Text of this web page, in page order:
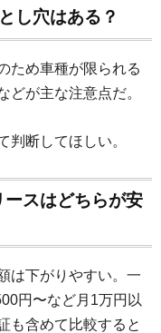
し穴はある？
ため車種が限られる
どが主な注意点だ。
判断してほしい。
スはどちらが安
は下がりやすい。一
円〜など月1万円以
も含めて比較すると